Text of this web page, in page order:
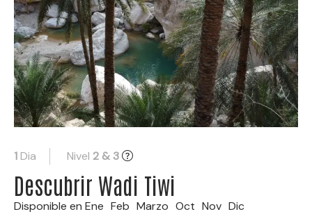
1Dia Nivel 2 & 3
Descubrir Wadi Tiwi
Disponible en Ene Feb Marzo Oct Nov Dic